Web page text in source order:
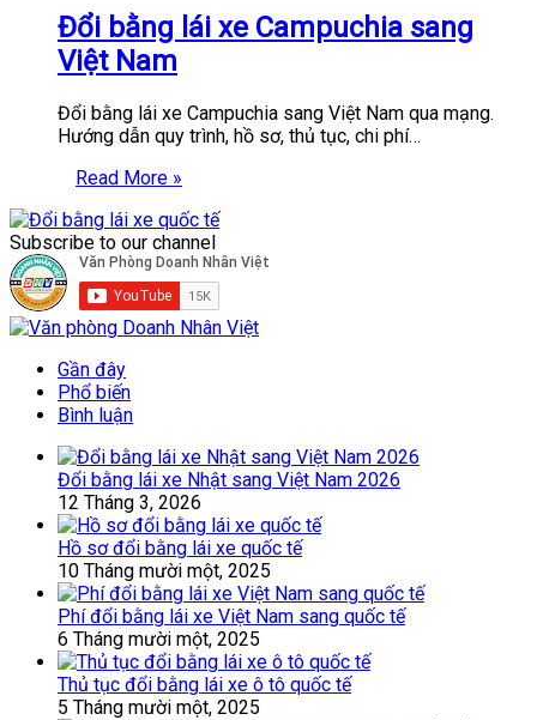
Đổi bằng lái xe Campuchia sang
Việt Nam
Đổi bằng lái xe Campuchia sang Việt Nam qua mạng.
Hướng dẫn quy trình, hồ sơ, thủ tục, chi phí…
Read More »
Subscribe to our channel
Gần đây
Phổ biến
Bình luận
Đổi bằng lái xe Nhật sang Việt Nam 2026
12 Tháng 3, 2026
Hồ sơ đổi bằng lái xe quốc tế
10 Tháng mười một, 2025
Phí đổi bằng lái xe Việt Nam sang quốc tế
6 Tháng mười một, 2025
Thủ tục đổi bằng lái xe ô tô quốc tế
5 Tháng mười một, 2025